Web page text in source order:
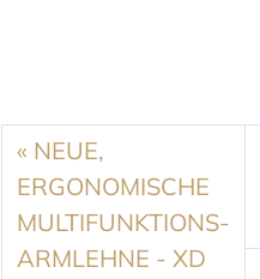
« NEUE,
ERGONOMISCHE
MULTIFUNKTIONS-
ARMLEHNE - XD